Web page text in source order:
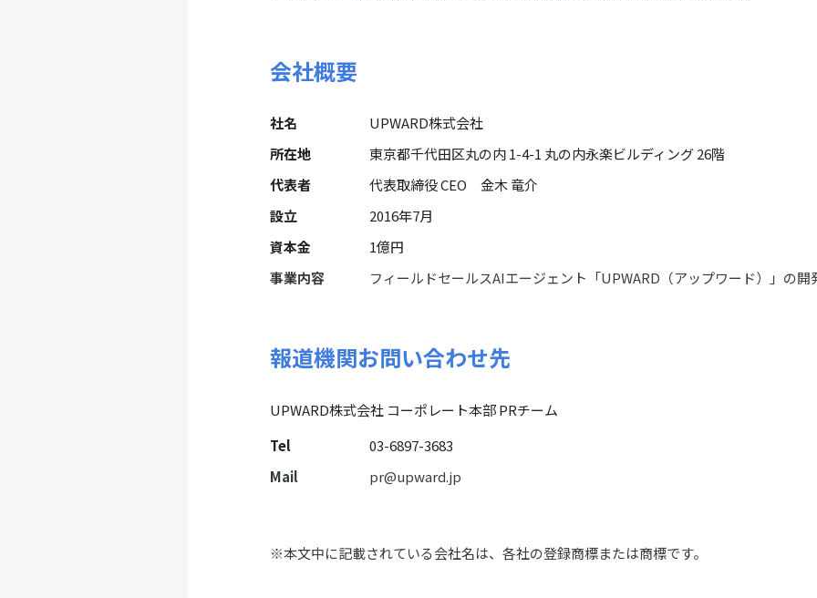
会社概要
社名
UPWARD株式会社
所在地
東京都千代田区丸の内 1-4-1 丸の内永楽ビルディング 26階
代表者
代表取締役 CEO 金木 竜介
設立
2016年7月
資本金
1億円
事業内容
フィールドセールスAIエージェント「UPWARD（アップワード）」の開
報道機関お問い合わせ先
UPWARD株式会社 コーポレート本部 PRチーム
Tel
03-6897-3683
Mail
pr@upward.jp
※本文中に記載されている会社名は、各社の登録商標または商標です。